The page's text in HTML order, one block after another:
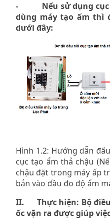
- Nếu sử dụng cục
dùng máy tạo ẩm thì
dưới đây:
Hình 1.2: Hướng dẫn
cục tạo ẩm thả chậu
chậu đặt trong máy ấp
bắn vào đầu đo độ ẩm
II. Thực hiện: Bộ điều
ốc vặn ra được giúp